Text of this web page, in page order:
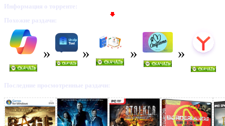
Информация о торренте:
Похожие раздачи:
Последние просмотренные раздачи: